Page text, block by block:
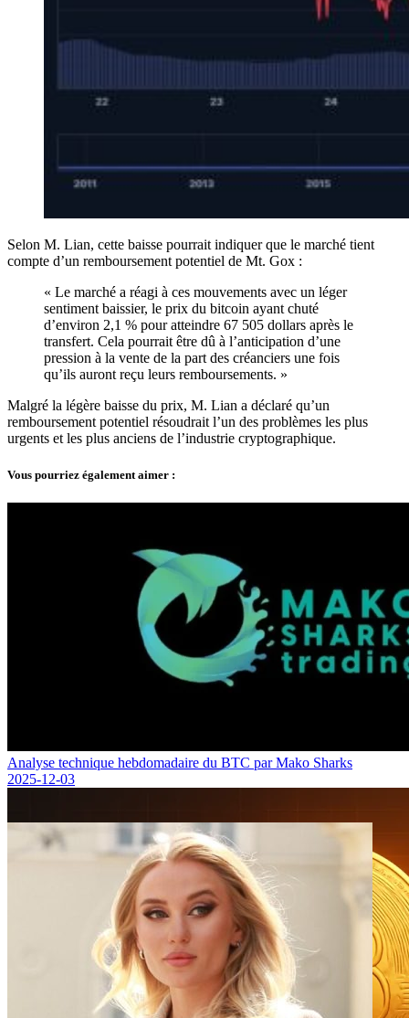
Selon M. Lian, cette baisse pourrait indiquer que le marché tient
compte d’un remboursement potentiel de Mt. Gox :
« Le marché a réagi à ces mouvements avec un léger
sentiment baissier, le prix du bitcoin ayant chuté
d’environ 2,1 % pour atteindre 67 505 dollars après le
transfert. Cela pourrait être dû à l’anticipation d’une
pression à la vente de la part des créanciers une fois
qu’ils auront reçu leurs remboursements. »
Malgré la légère baisse du prix, M. Lian a déclaré qu’un
remboursement potentiel résoudrait l’un des problèmes les plus
urgents et les plus anciens de l’industrie cryptographique.
Vous pourriez également aimer :
Analyse technique hebdomadaire du BTC par Mako Sharks
2025-12-03